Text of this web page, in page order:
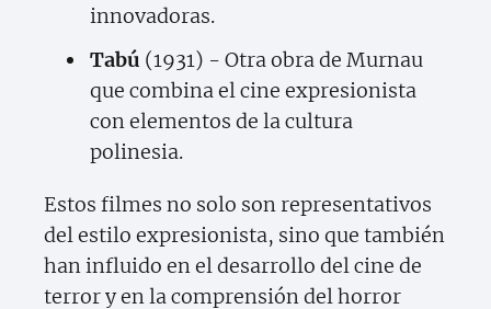
innovadoras.
Tabú (1931) - Otra obra de Murnau
que combina el cine expresionista
con elementos de la cultura
polinesia.
Estos filmes no solo son representativos
del estilo expresionista, sino que también
han influido en el desarrollo del cine de
terror y en la comprensión del horror